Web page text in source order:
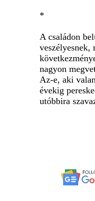
*
A családon
nagyon
Az-e, aki
évekig
utóbbira